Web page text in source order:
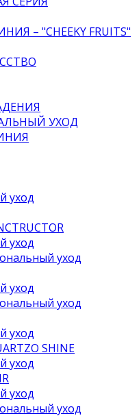
– "CHEEKY FRUITS"
УХОД
уход
уход
уход
уход
уход
уход
SHINE
уход
уход
уход